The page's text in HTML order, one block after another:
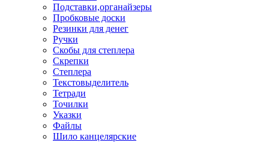
Подставки,органайзеры
Пробковые доски
Резинки для денег
Ручки
Скобы для степлера
Скрепки
Степлера
Текстовыделитель
Тетради
Точилки
Указки
Файлы
Шило канцелярские